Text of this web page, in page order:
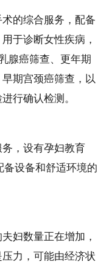
的综合服务，配备
于诊断女性疾病，
腺癌筛查、更年期
期宫颈癌筛查，以
行确认检测。
，设有孕妇教育
设备和舒适环境的
妇数量正在增加，
力，可能由经济状